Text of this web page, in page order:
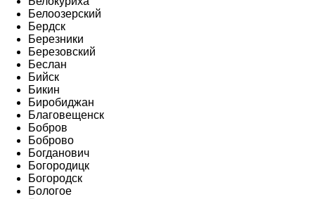
Белоозерский
Бердск
Березники
Березовский
Беслан
Бийск
Бикин
Биробиджан
Благовещенск
Бобров
Боброво
Богданович
Богородицк
Богородск
Бологое